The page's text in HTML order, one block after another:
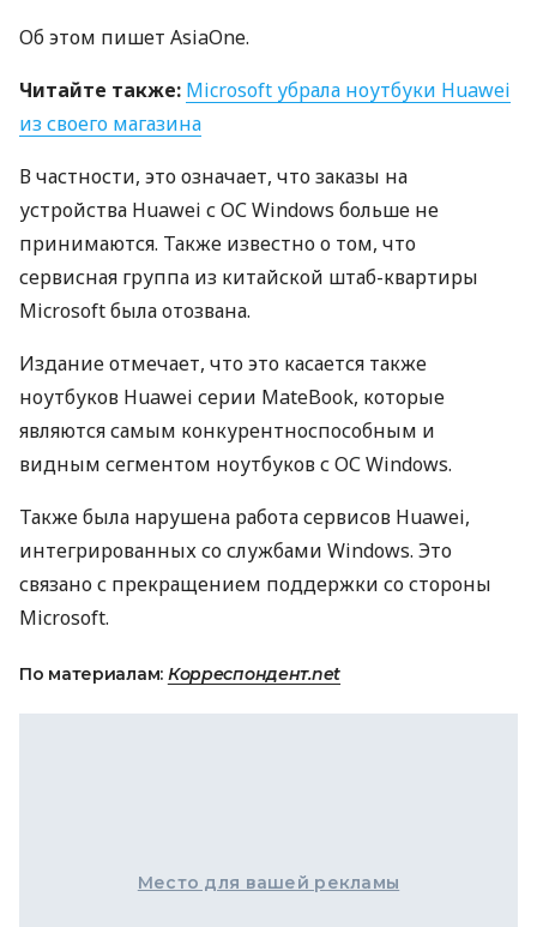
Об этом пишет AsiaOne.
Читайте также: Microsoft убрала ноутбуки Huawei
из своего магазина
В частности, это означает, что заказы на
устройства Huawei с ОС Windows больше не
принимаются. Также известно о том, что
сервисная группа из китайской штаб-квартиры
Microsoft была отозвана.
Издание отмечает, что это касается также
ноутбуков Huawei серии MateBook, которые
являются самым конкурентноспособным и
видным сегментом ноутбуков с ОС Windows.
Также была нарушена работа сервисов Huawei,
интегрированных со службами Windows. Это
связано с прекращением поддержки со стороны
Microsoft.
По материалам: Корреспондент.net
Место для вашей рекламы